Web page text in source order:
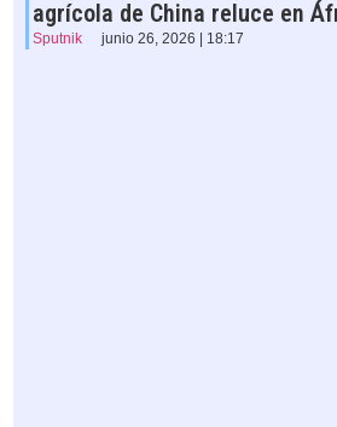
agrícola de China reluce en
Sputnik junio 26, 2026 | 18:17